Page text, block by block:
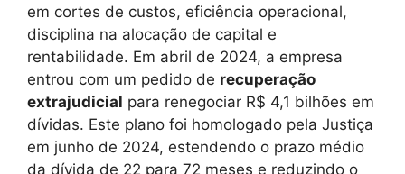
em cortes de custos, eficiência operacional,
disciplina na alocação de capital e
rentabilidade. Em abril de 2024, a empresa
entrou com um pedido de recuperação
extrajudicial para renegociar R$ 4,1 bilhões em
dívidas. Este plano foi homologado pela Justiça
em junho de 2024, estendendo o prazo médio
da dívida de 22 para 72 meses e reduzindo o